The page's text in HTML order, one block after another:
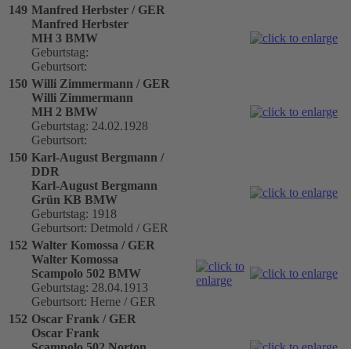
149 Manfred Herbster / GER
Manfred Herbster
MH 3 BMW
Geburtstag:
Geburtsort:
150 Willi Zimmermann / GER
Willi Zimmermann
MH 2 BMW
Geburtstag: 24.02.1928
Geburtsort:
150 Karl-August Bergmann /
DDR
Karl-August Bergmann
Grün KB BMW
Geburtstag: 1918
Geburtsort: Detmold / GER
152 Walter Komossa / GER
Walter Komossa
Scampolo 502 BMW
Geburtstag: 28.04.1913
Geburtsort: Herne / GER
152 Oscar Frank / GER
Oscar Frank